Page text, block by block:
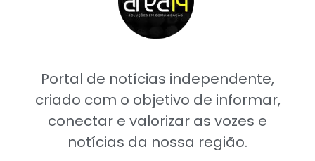
Portal de notícias independente,
criado com o objetivo de informar,
conectar e valorizar as vozes e
notícias da nossa região.